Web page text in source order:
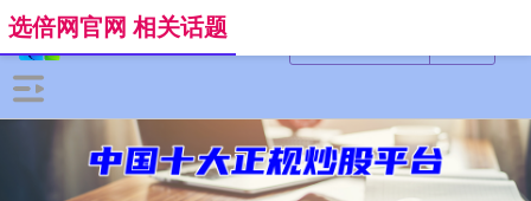
选倍网官网 相关话题